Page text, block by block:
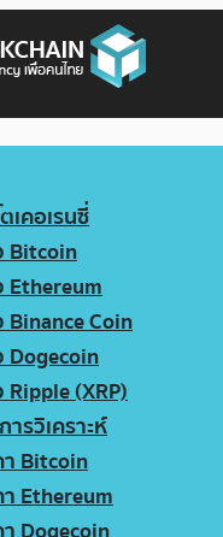
เคอเรนซี่
Bitcoin
Ethereum
Binance Coin
Dogecoin
Ripple (XRP)
ารวิเคราะห์
Bitcoin
Ethereum